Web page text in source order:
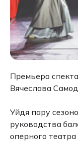
Премьера
Вячеслава
Уйдя пару
руководства
оперного